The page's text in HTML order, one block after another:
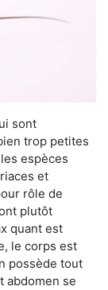
sont
trop petites
espèces
et
rôle de
plutôt
quant est
le corps est
possède tout
abdomen se